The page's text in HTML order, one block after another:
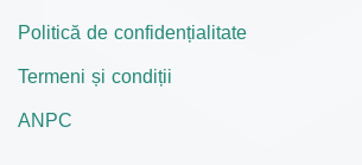
Politică de confidențialitate
Termeni și condiții
ANPC